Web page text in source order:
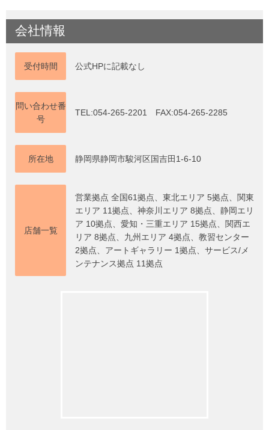
会社情報
受付時間 公式HPに記載なし
問い合わせ番
号
TEL:054-265-2201 FAX:054-265-2285
所在地 静岡県静岡市駿河区国吉田1-6-10
店舗一覧
営業拠点 全国61拠点、東北エリア 5拠点、関東
エリア 11拠点、神奈川エリア 8拠点、静岡エリ
ア 10拠点、愛知・三重エリア 15拠点、関西エ
リア 8拠点、九州エリア 4拠点、教習センター
2拠点、アートギャラリー 1拠点、サービス/メ
ンテナンス拠点 11拠点